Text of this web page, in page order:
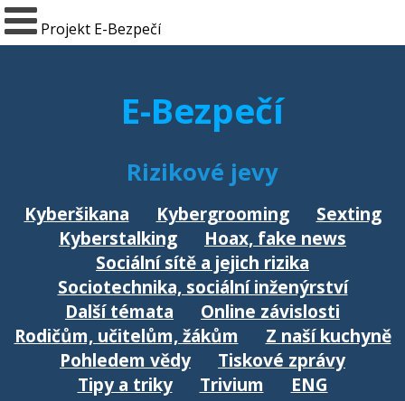
Projekt E-Bezpečí
E-Bezpečí
Rizikové jevy
Kyberšikana Kybergrooming
Sexting
Kyberstalking
Hoax, fake news
Sociální sítě a jejich rizika
Sociotechnika, sociální inženýrství
Další témata
Online závislosti
Rodičům, učitelům, žákům
Z naší kuchyně
Pohledem vědy
Tiskové zprávy
Tipy a triky
Trivium ENG